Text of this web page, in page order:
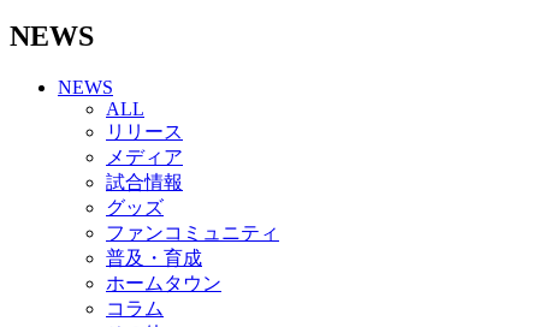
ボランティアチーム「volundeer」
ビクトリーロード
HOMEGAME
観戦ルール＆マナー
ホームゲーム運営管理規定
Jリーグ運営管理規定
写真・動画使用ガイドライン
ロートフィールド奈良
SCHEDULE
2026/27
NEWS
NEWS
ALL
リリース
メディア
試合情報
グッズ
ファンコミュニティ
普及・育成
ホームタウン
コラム